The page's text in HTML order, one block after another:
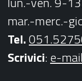
mar.-merc.-
Tel.
Scrivici:e-mail